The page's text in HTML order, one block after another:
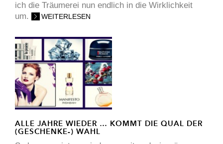
ich die Träumerei nun endlich in die Wirklichkeit
um.
WEITERLESEN
ALLE JAHRE WIEDER … KOMMT DIE QUAL DER
(GESCHENKE-) WAHL